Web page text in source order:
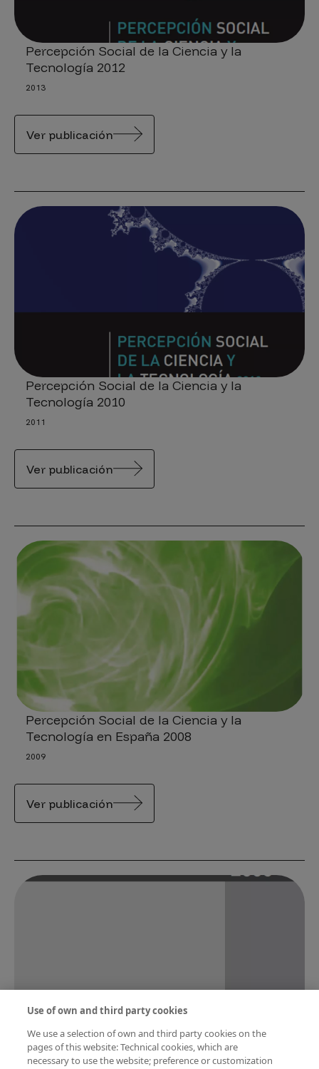
Percepción Social de la Ciencia y la
Tecnología 2012
2013
Ver publicación
Percepción Social de la Ciencia y la
Tecnología 2010
2011
Ver publicación
Percepción Social de la Ciencia y la
Tecnología en España 2008
2009
Ver publicación
Percepción Social de la Ciencia y la
Use of own and third party cookies
We use a selection of own and third party cookies on the
pages of this website: Technical cookies, which are
necessary to use the website; preference or customization